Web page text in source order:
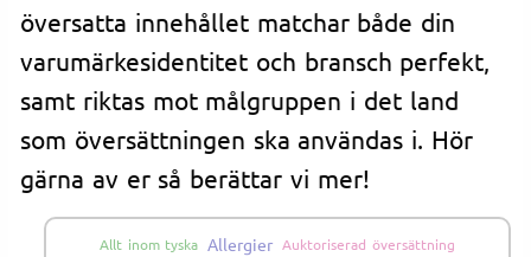
översatta innehållet matchar både din
varumärkesidentitet och bransch perfekt,
samt riktas mot målgruppen i det land
som översättningen ska användas i. Hör
gärna av er så berättar vi mer!
Allt inom tyska Allergier Auktoriserad översättning